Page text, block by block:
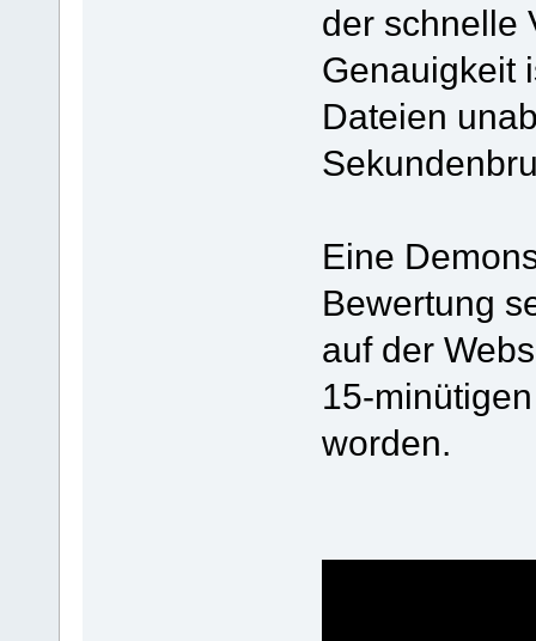
der schnelle
Genauigkeit
Dateien
Eine
Bewertung
auf der
15-
worden.